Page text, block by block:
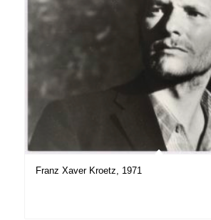
Franz Xaver Kroetz, 1971